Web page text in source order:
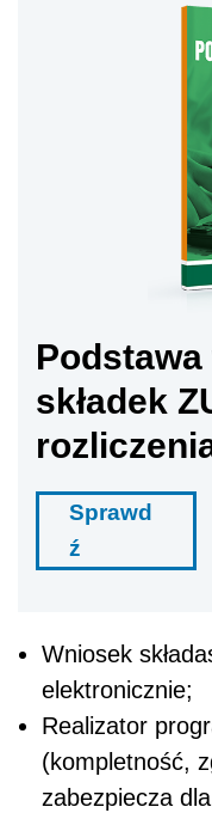
składek
Sprawd
ź
Wniosek
elektronicznie;
Realizator
(kompletność,
zabezpiecza